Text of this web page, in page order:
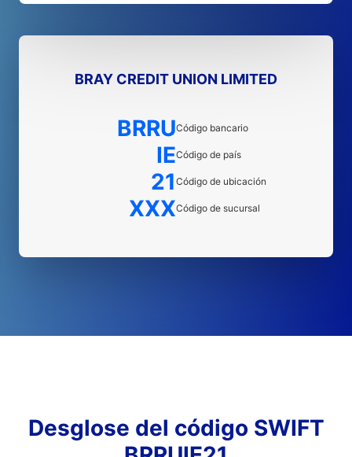
BRAY CREDIT UNION LIMITED
BRRUCódigo bancario
IECódigo de país
21 Código de ubicación
XXXCódigo de sucursal
Desglose del código SWIFT